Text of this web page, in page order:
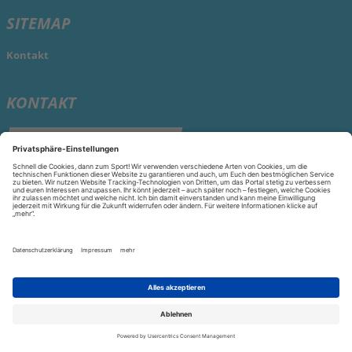
SITEMAP
Kontakt
KONTAKT
Kontaktaufnehmen
Datenschutz Datenschutzeinstellungen
Impressum